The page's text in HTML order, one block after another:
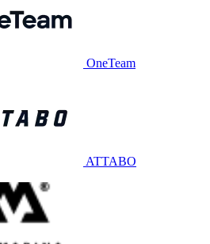
OneTeam
ATTABO